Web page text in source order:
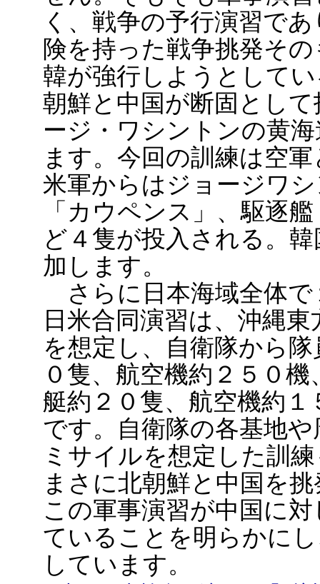
く、戦争の予行演習で
険を持った戦争挑発そ
韓が強行しようとして
朝鮮と中国が断固とし
ージ・ワシントンの黄
ます。今回の訓練は空
米軍からはジョージワ
「カウペンス」、駆逐
ど４隻が投入される。
加します。
さらに日本海域全体で
日米合同演習は、沖縄
を想定し、自衛隊から
０隻、航空機約２５０
艇約２０隻、航空機約
です。自衛隊の各基地
ミサイルを想定した訓
まさに北朝鮮と中国を
この軍事演習が中国に
ていることを明らかに
しています。